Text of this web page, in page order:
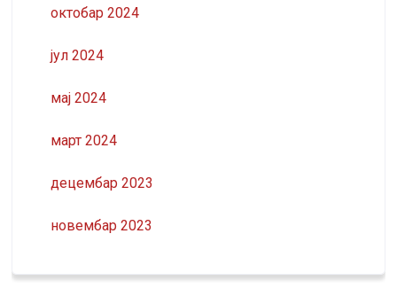
октобар 2024
јул 2024
мај 2024
март 2024
децембар 2023
новембар 2023